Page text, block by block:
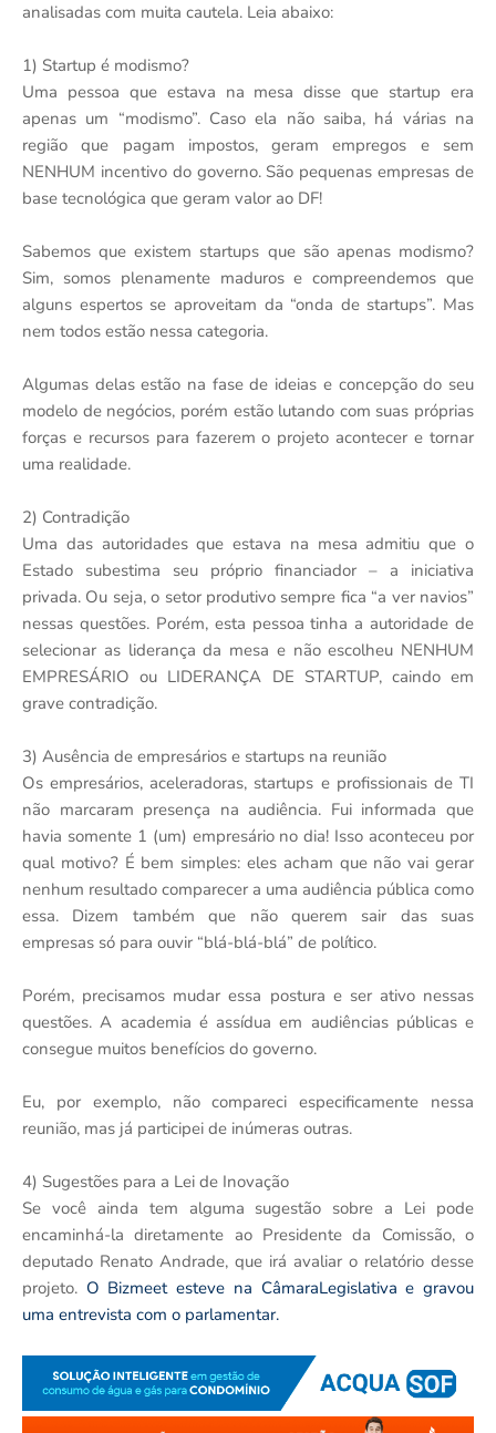
analisadas com muita cautela. Leia abaixo:
1) Startup é modismo?
Uma pessoa que estava na mesa disse que startup era
apenas um “modismo”. Caso ela não saiba, há várias na
região que pagam impostos, geram empregos e sem
NENHUM incentivo do governo. São pequenas empresas de
base tecnológica que geram valor ao DF!
Sabemos que existem startups que são apenas modismo?
Sim, somos plenamente maduros e compreendemos que
alguns espertos se aproveitam da “onda de startups”. Mas
nem todos estão nessa categoria.
Algumas delas estão na fase de ideias e concepção do seu
modelo de negócios, porém estão lutando com suas próprias
forças e recursos para fazerem o projeto acontecer e tornar
uma realidade.
2) Contradição
Uma das autoridades que estava na mesa admitiu que o
Estado subestima seu próprio financiador – a iniciativa
privada. Ou seja, o setor produtivo sempre fica “a ver navios”
nessas questões. Porém, esta pessoa tinha a autoridade de
selecionar as liderança da mesa e não escolheu NENHUM
EMPRESÁRIO ou LIDERANÇA DE STARTUP, caindo em
grave contradição.
3) Ausência de empresários e startups na reunião
Os empresários, aceleradoras, startups e profissionais de TI
não marcaram presença na audiência. Fui informada que
havia somente 1 (um) empresário no dia! Isso aconteceu por
qual motivo? É bem simples: eles acham que não vai gerar
nenhum resultado comparecer a uma audiência pública como
essa. Dizem também que não querem sair das suas
empresas só para ouvir “blá-blá-blá” de político.
Porém, precisamos mudar essa postura e ser ativo nessas
questões. A academia é assídua em audiências públicas e
consegue muitos benefícios do governo.
Eu, por exemplo, não compareci especificamente nessa
reunião, mas já participei de inúmeras outras.
4) Sugestões para a Lei de Inovação
Se você ainda tem alguma sugestão sobre a Lei pode
encaminhá-la diretamente ao Presidente da Comissão, o
deputado Renato Andrade, que irá avaliar o relatório desse
projeto. O Bizmeet esteve na CâmaraLegislativa e gravou
uma entrevista com o parlamentar.